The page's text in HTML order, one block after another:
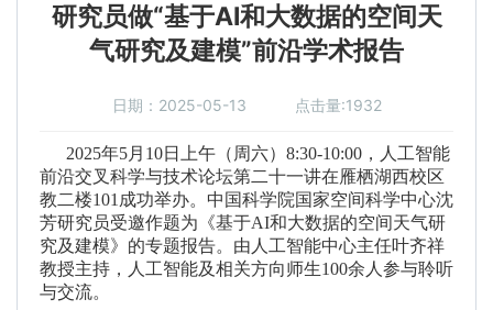
研究员做“基于AI和大数据的空间天
气研究及建模”前沿学术报告
日期：2025-05-13 点击量:1932
2025年5月 10日上午 （周六） 8:30-10:00 ，
人工智能
前沿交叉科学与技术论坛第二十一讲在雁栖湖西校区
教二楼101 成功举办。中国科学院国家空间科学中心沈
芳研究员受邀作题为《基于AI和大数据的空间天气研
究及建模》的专题报告。 由 人工智能中心主任叶齐祥
教授主持，
人工智能及相关方向师生100余人参与聆听
与交流。